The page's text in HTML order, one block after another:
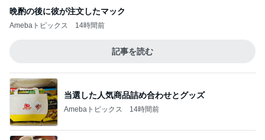
晩酌の後に彼が注文したマック
Amebaトピックス 14時間前
記事を読む
当選した人気商品詰め合わせとグッズ
Amebaトピックス 14時間前